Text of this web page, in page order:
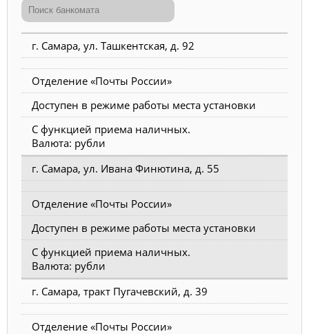
г. Самара, ул. Ташкентская, д. 92
Отделение «Почты России»
Доступен в режиме работы места установки
С функцией приема наличных.
Валюта: рубли
г. Самара, ул. Ивана Финютина, д. 55
Отделение «Почты России»
Доступен в режиме работы места установки
С функцией приема наличных.
Валюта: рубли
г. Самара, тракт Пугачевский, д. 39
Отделение «Почты России»